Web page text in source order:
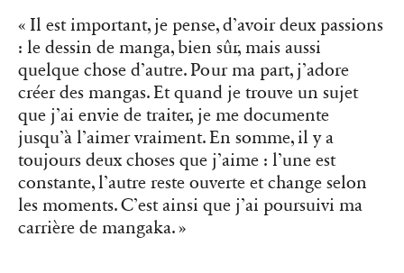
« Il est important, je pense, d’avoir deux passions
: le dessin de manga, bien sûr, mais aussi
quelque chose d’autre. Pour ma part, j’adore
créer des mangas. Et quand je trouve un sujet
que j’ai envie de traiter, je me documente
jusqu’à l’aimer vraiment. En somme, il y a
toujours deux choses que j’aime : l’une est
constante, l’autre reste ouverte et change selon
les moments. C’est ainsi que j’ai poursuivi ma
carrière de mangaka. »